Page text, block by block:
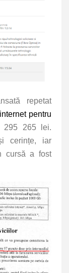
repetat
pentru
295 265 lei.
cerințe, iar
cursă a fost